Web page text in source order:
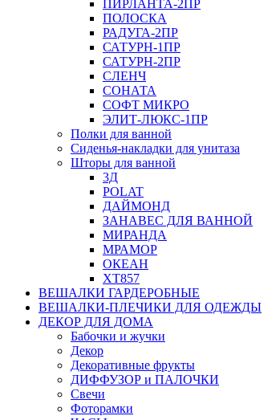
ПИРЛАНТА-2ПР
ПОЛОСКА
РАДУГА-2ПР
САТУРН-1ПР
САТУРН-2ПР
СЛЕНЧ
СОНАТА
СОФТ МИКРО
ЭЛИТ-ЛЮКС-1ПР
Полки для ванной
Сиденья-накладки для унитаза
Шторы для ванной
3Д
POLAT
ДАЙМОНД
ЗАНАВЕС ДЛЯ ВАННОЙ
МИРАНДА
МРАМОР
ОКЕАН
ХТ857
ВЕШАЛКИ ГАРДЕРОБНЫЕ
ВЕШАЛКИ-ПЛЕЧИКИ ДЛЯ ОДЕЖДЫ
ДЕКОР ДЛЯ ДОМА
Бабочки и жучки
Декор
Декоративные фрукты
ДИФФУЗОР и ПАЛОЧКИ
Свечи
Фоторамки